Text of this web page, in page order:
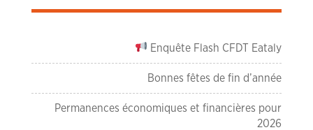
Enquête Flash CFDT Eataly
Bonnes fêtes de fin d’année
Permanences économiques et financières pour
2026